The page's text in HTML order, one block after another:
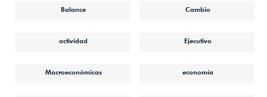
Balance Cambio
actividad Ejecutivo
Macroeconómicas economía